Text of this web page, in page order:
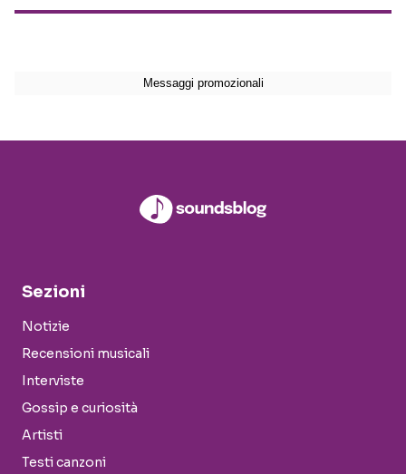
Sezioni
Notizie
Recensioni musicali
Interviste
Gossip e curiosità
Artisti
Testi canzoni